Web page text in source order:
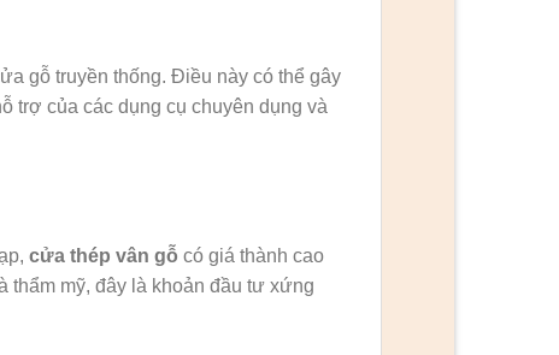
gỗ truyền thống. Điều này có thể gây
trợ của các dụng cụ chuyên dụng và
cửa thép vân gỗ có giá thành cao
thẩm mỹ, đây là khoản đầu tư xứng